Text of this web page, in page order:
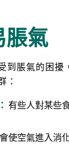
脹氣
到脹氣的困
：
有些人對某些
使空氣進入消